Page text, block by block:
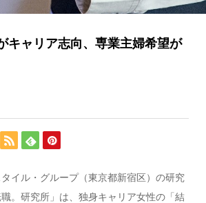
キャリア志向、専業主婦希望が
イル・グループ（東京都新宿区）の研究
。研究所」は、独身キャリア女性の「結